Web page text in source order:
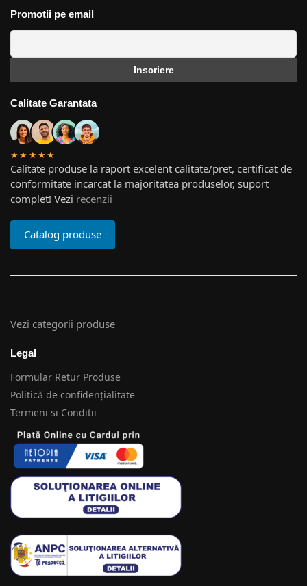
Promotii pe email
Calitate Garantata
★★★★★
Calitate produse la raport excelent calitate/pret, certificat de
conformitate incarcat la majoritatea produselor, suport
complet! Vezi recenzii
Catalog produse
Vezi categorii produse
Legal
Formular Retur Produse
Politică de confidențialitate
Termeni si Conditii